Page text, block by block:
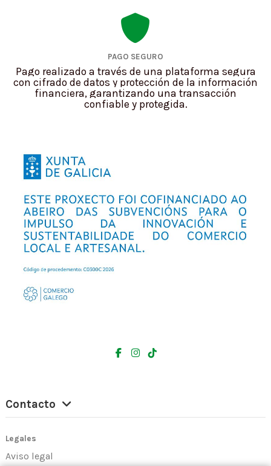
PAGO SEGURO
Pago realizado a través de una plataforma segura
con cifrado de datos y protección de la información
financiera, garantizando una transacción
confiable y protegida.
Contacto
Legales
Aviso legal